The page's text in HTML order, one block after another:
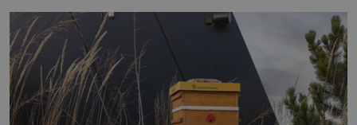
lotyšské Rigy? Casanova v Pobaltí kontaktoval tamní
zednářské lóže. Nebyl v této oblasti žádným nováčkem,
protože do zednářské